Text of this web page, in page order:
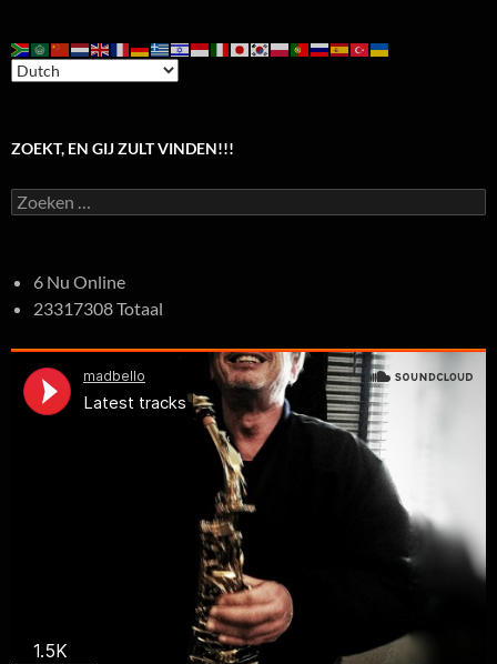
ZOEKT, EN GIJ ZULT VINDEN!!!
Zoeken
naar:
6 Nu Online
23317308 Totaal